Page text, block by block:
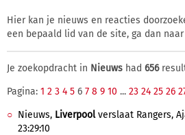
Hier kan je nieuws en reacties
een bepaald lid van de site, ga dan naar
Je zoekopdracht in Nieuws had 656
Pagina: 1 2 3 4 5 6 7 8 9 10 ... 23 24 25 26
Nieuws, Liverpoolverslaat Rangers,
23:29:10